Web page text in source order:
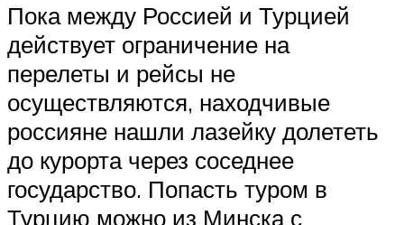
Пока между Россией и Турцией
действует ограничение на
перелеты и рейсы не
осуществляются, находчивые
россияне нашли лазейку долететь
до курорта через соседнее
государство. Попасть туром в
Турцию можно из Минска с